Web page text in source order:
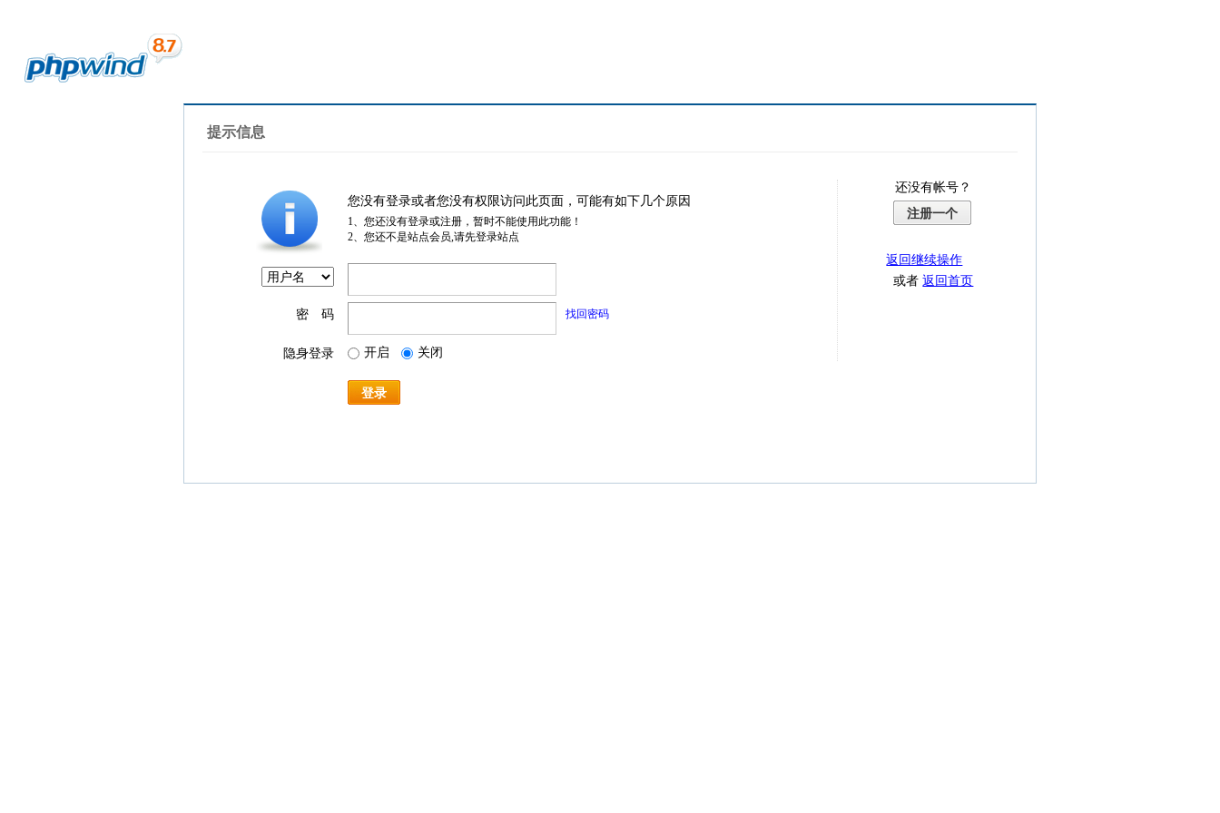
提示信息
您没有登录或者您没有权限访问此页面，可能有如下几个原因
1、您还没有登录或注册，暂时不能使用此功能！
2、您还不是站点会员,请先登录站点
密 码 找回密码
隐身登录 开启 关闭
登录
还没有帐号？
注册一个
返回继续操作
或者返回首页